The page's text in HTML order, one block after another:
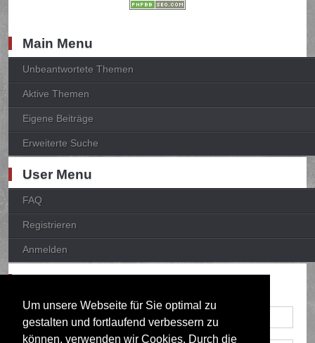
Um unsere Webseite für Sie optimal zu
gestalten und fortlaufend verbessern zu
können, verwenden wir Cookies. Durch die
Main Menu
Unbeantwortete Themen
Aktive Themen
Eigene Beiträge
Erweiterte Suche
User Menu
FAQ
Registrieren
Anmelden